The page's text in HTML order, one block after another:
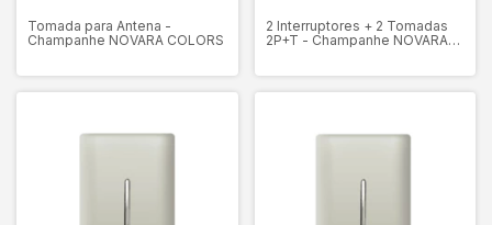
Tomada para Antena -
Champanhe NOVARA COLORS
2 Interruptores + 2 Tomadas
2P+T - Champanhe NOVARA